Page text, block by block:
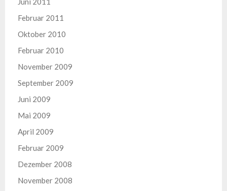
Februar 2011
Oktober 2010
Februar 2010
November 2009
September 2009
Juni 2009
Mai 2009
April 2009
Februar 2009
Dezember 2008
November 2008